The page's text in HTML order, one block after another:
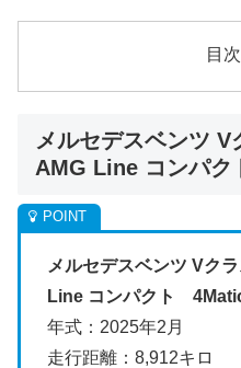
目次
メルセデスベンツ
AMG Line コンパ
メルセデスベンツ Vク
Line コンパクト
年式：2025年2月
走行距離：8,912キロ